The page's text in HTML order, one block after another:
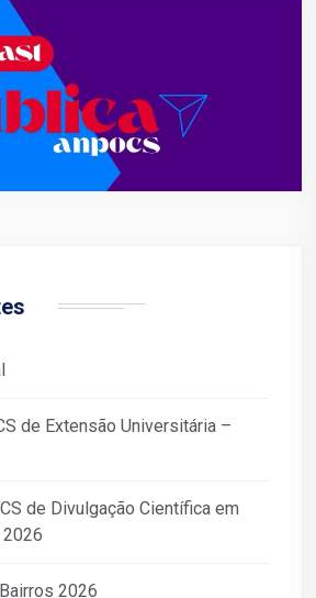
de Extensão Universitária –
de Divulgação Científica em
2026